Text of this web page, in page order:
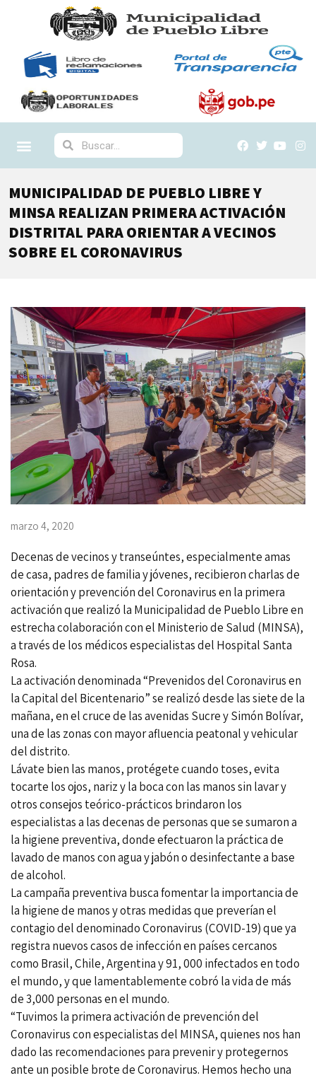
MUNICIPALIDAD DE PUEBLO LIBRE Y
MINSA REALIZAN PRIMERA ACTIVACIÓN
DISTRITAL PARA ORIENTAR A VECINOS
SOBRE EL CORONAVIRUS
marzo 4, 2020
Decenas de vecinos y transeúntes, especialmente amas
de casa, padres de familia y jóvenes, recibieron charlas de
orientación y prevención del Coronavirus en la primera
activación que realizó la Municipalidad de Pueblo Libre en
estrecha colaboración con el Ministerio de Salud (MINSA),
a través de los médicos especialistas del Hospital Santa
Rosa.
La activación denominada “Prevenidos del Coronavirus en
la Capital del Bicentenario” se realizó desde las siete de la
mañana, en el cruce de las avenidas Sucre y Simón Bolívar,
una de las zonas con mayor afluencia peatonal y vehicular
del distrito.
Lávate bien las manos, protégete cuando toses, evita
tocarte los ojos, nariz y la boca con las manos sin lavar y
otros consejos teórico-prácticos brindaron los
especialistas a las decenas de personas que se sumaron a
la higiene preventiva, donde efectuaron la práctica de
lavado de manos con agua y jabón o desinfectante a base
de alcohol.
La campaña preventiva busca fomentar la importancia de
la higiene de manos y otras medidas que preverían el
contagio del denominado Coronavirus (COVID-19) que ya
registra nuevos casos de infección en países cercanos
como Brasil, Chile, Argentina y 91, 000 infectados en todo
el mundo, y que lamentablemente cobró la vida de más
de 3,000 personas en el mundo.
“Tuvimos la primera activación de prevención del
Coronavirus con especialistas del MINSA, quienes nos han
dado las recomendaciones para prevenir y protegernos
ante un posible brote de Coronavirus. Hemos hecho una